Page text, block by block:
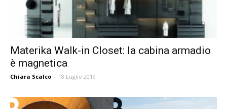
Materika Walk-in Closet: la cabina armadio
è magnetica
Chiara Scalco - 18 Luglio 2019